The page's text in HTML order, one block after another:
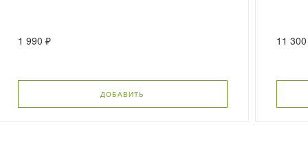
1 990 ₽
ДОБАВИТЬ
11